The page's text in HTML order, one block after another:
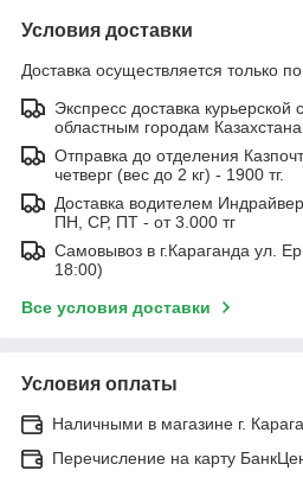
Условия доставки
Доставка осуществляется только
Экспресс доставка
областным городам Казахстана
Отправка до отделения
четверг (вес до 2 кг) - 1900 тг.
Доставка водителем
ПН, СР, ПТ - от 3.000 тг
Самовывоз в г.Караганда ул.
18:00)
Все условия доставки
Условия оплаты
Наличными в магазине г.
Перечисление на карту